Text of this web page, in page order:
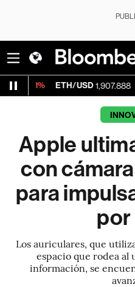
USD 1,907.888 -0.41%
Apple
con
para
por
Los auriculares, que
espacio que rodea
información, se